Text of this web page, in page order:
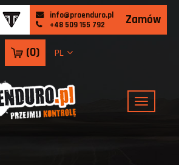
info@proenduro.pl
+48 509 155 792
Zamów
(0) PL